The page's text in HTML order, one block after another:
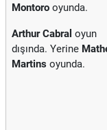
Montoro oyunda.
Arthur Cabral oyun
dışında. Yerine
Martins oyunda.